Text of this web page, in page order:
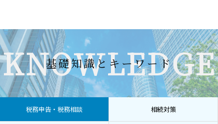
KNOWLEDGE
基礎知識とキーワード
税務申告・税務相談 相続対策